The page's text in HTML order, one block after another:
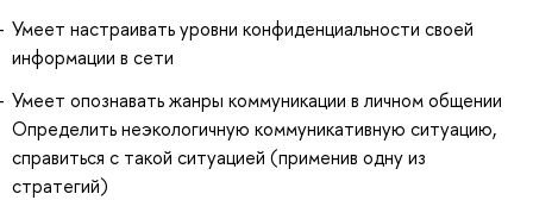
Умеет настраивать уровни конфиденциальности своей
информации в сети
Умеет опознавать жанры коммуникации в личном общении
Определить неэкологичную коммуникативную ситуацию,
справиться с такой ситуацией (применив одну из
стратегий)